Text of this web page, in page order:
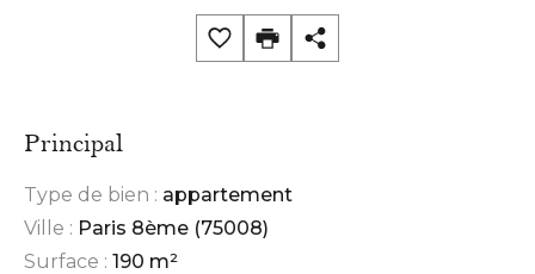
Principal
Type de bien : appartement
Ville : Paris 8ème (75008)
Surface : 190 m²